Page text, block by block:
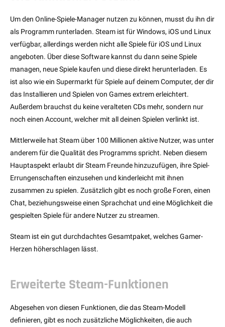
Um den Online-Spiele-Manager nutzen zu können, musst du ihn dir
als Programm runterladen. Steam ist für Windows, iOS und Linux
verfügbar, allerdings werden nicht alle Spiele für iOS und Linux
angeboten. Über diese Software kannst du dann seine Spiele
managen, neue Spiele kaufen und diese direkt herunterladen. Es
ist also wie ein Supermarkt für Spiele auf deinem Computer, der dir
das Installieren und Spielen von Games extrem erleichtert.
Außerdem brauchst du keine veralteten CDs mehr, sondern nur
noch einen Account, welcher mit all deinen Spielen verlinkt ist.
Mittlerweile hat Steam über 100 Millionen aktive Nutzer, was unter
anderem für die Qualität des Programms spricht. Neben diesem
Hauptaspekt erlaubt dir Steam Freunde hinzuzufügen, ihre Spiel-
Errungenschaften einzusehen und kinderleicht mit ihnen
zusammen zu spielen. Zusätzlich gibt es noch große Foren, einen
Chat, beziehungsweise einen Sprachchat und eine Möglichkeit die
gespielten Spiele für andere Nutzer zu streamen.
Steam ist ein gut durchdachtes Gesamtpaket, welches Gamer-
Herzen höherschlagen lässt.
Erweiterte Steam-Funktionen
Abgesehen von diesen Funktionen, die das Steam-Modell
definieren, gibt es noch zusätzliche Möglichkeiten, die auch